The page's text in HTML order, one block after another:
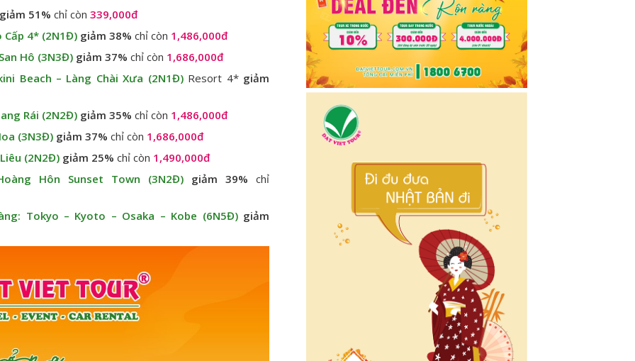
giảm 51% chỉ còn 339,000đ
Cấp 4* (2N1Đ) giảm 38% chỉ còn 1,486,000đ
Hô (3N3Đ) giảm 37% chỉ còn 1,686,000đ
Beach – Làng Chài Xưa (2N1Đ) Resort 4* giảm
Rái (2N2Đ) giảm 35% chỉ còn 1,486,000đ
(3N3Đ) giảm 37% chỉ còn 1,686,000đ
(2N2Đ) giảm 25% chỉ còn 1,490,000đ
Hôn Sunset Town (3N2Đ) giảm 39% chỉ
Tokyo – Kyoto – Osaka – Kobe (6N5Đ) giảm